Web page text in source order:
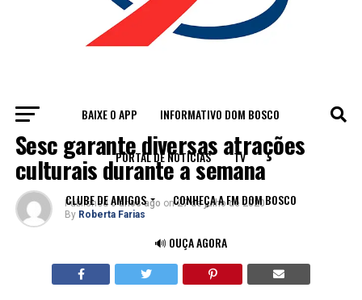
BAIXE O APP INFORMATIVO DOM BOSCO
PORTAL DE NOTÍCIAS TV
CLUBE DE AMIGOS CONHEÇA A FM DOM BOSCO
🔊 OUÇA AGORA
NOTÍCIAS
Sesc garante diversas atrações
culturais durante a semana
Published 6 anos ago on 27 de julho de 2020
By Roberta Farias